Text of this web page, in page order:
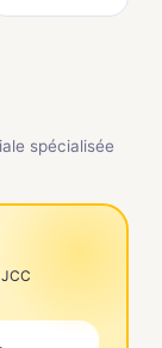
spécialisée